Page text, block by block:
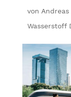
von Andreas
Wasserstoff